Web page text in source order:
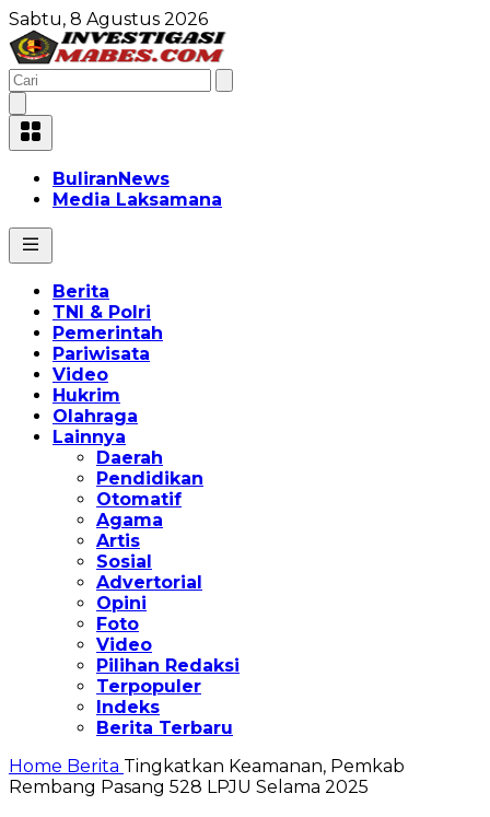
Sabtu, 8 Agustus 2026
BuliranNews
Media Laksamana
Berita
TNI & Polri
Pemerintah
Pariwisata
Video
Hukrim
Olahraga
Lainnya
Daerah
Pendidikan
Otomatif
Agama
Artis
Sosial
Advertorial
Opini
Foto
Video
Pilihan Redaksi
Terpopuler
Indeks
Berita Terbaru
Home Berita Tingkatkan Keamanan, Pemkab
Rembang Pasang 528 LPJU Selama 2025